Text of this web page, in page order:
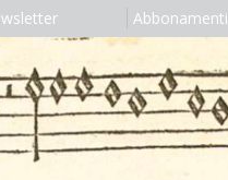
Abbonamenti